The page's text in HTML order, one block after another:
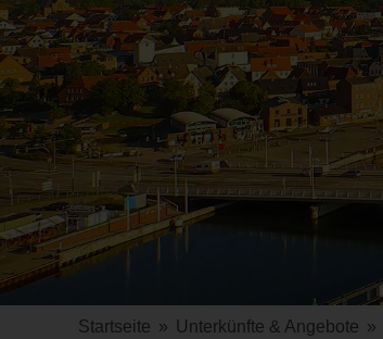
Startseite » Unterkünfte & Angebote »